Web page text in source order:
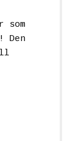
som
Den